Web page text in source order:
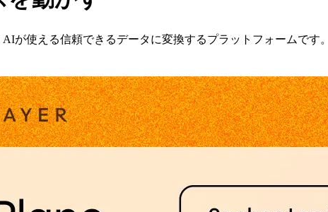
が使える信頼できるデータに変換するプラットフォームです。